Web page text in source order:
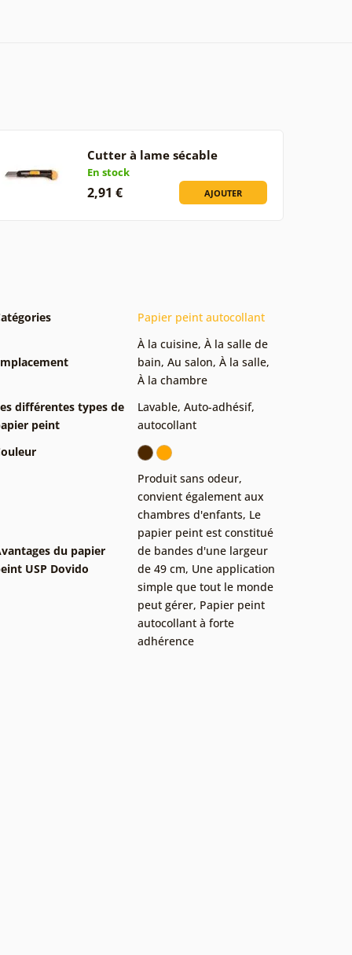
Cutter à lame sécable
En stock
2,91 € AJOUTER
Papier peint autocollant
À la cuisine, À la salle de
bain, Au salon, À la salle,
À la chambre
différentes types de
peint
Lavable, Auto-adhésif,
autocollant
du papier
USP Dovido
Produit sans odeur,
convient également aux
chambres d'enfants, Le
papier peint est constitué
de bandes d'une largeur
de 49 cm, Une application
simple que tout le monde
peut gérer, Papier peint
autocollant à forte
adhérence